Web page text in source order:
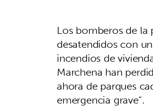
Los bomberos de la
desatendidos con
incendios de
Marchena han
ahora de parques
emergencia grave".